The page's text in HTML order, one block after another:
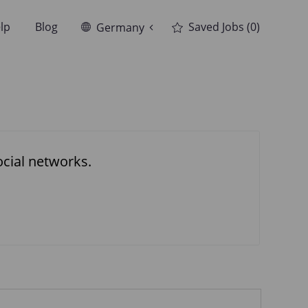
Blog
Language
German
Germany Saved Jobs (0)
networks.